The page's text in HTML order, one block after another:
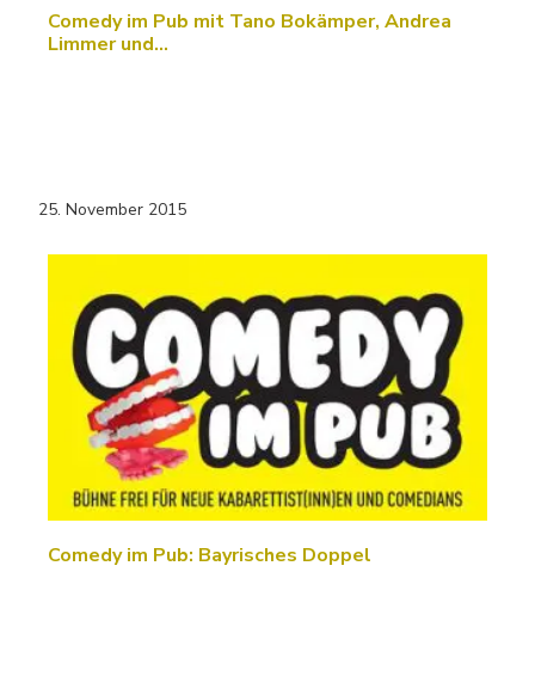
Comedy im Pub mit Tano Bokämper, Andrea
Limmer und…
25. November 2015
Comedy im Pub: Bayrisches Doppel